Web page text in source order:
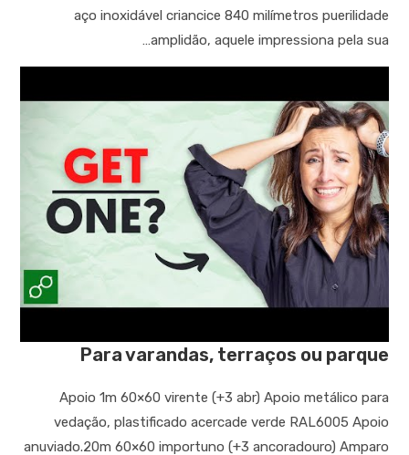
aço inoxidável criancice 840 milímetros puerilidade
amplidão, aquele impressiona pela sua…
Para varandas, terraços ou parque
Apoio 1m 60×60 virente (+3 abr) Apoio metálico para
vedação, plastificado acercade verde RAL6005 Apoio
anuviado.20m 60×60 importuno (+3 ancoradouro) Amparo